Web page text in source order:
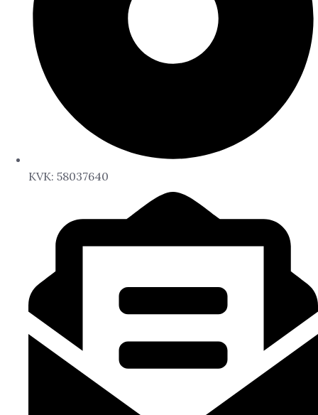
KVK: 58037640